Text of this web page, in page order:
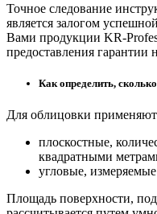
Точное следование
является залогом
Вами продукции KR-
предоставления гарантии
Как определить,
Для облицовки применяют
плоскостные,
квадратными
угловые,
Площадь поверхности,